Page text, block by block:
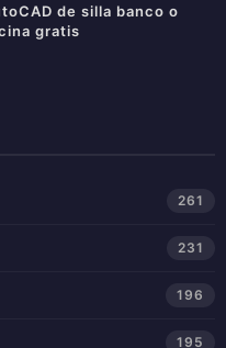
de silla banco o
gratis
261
231
196
195